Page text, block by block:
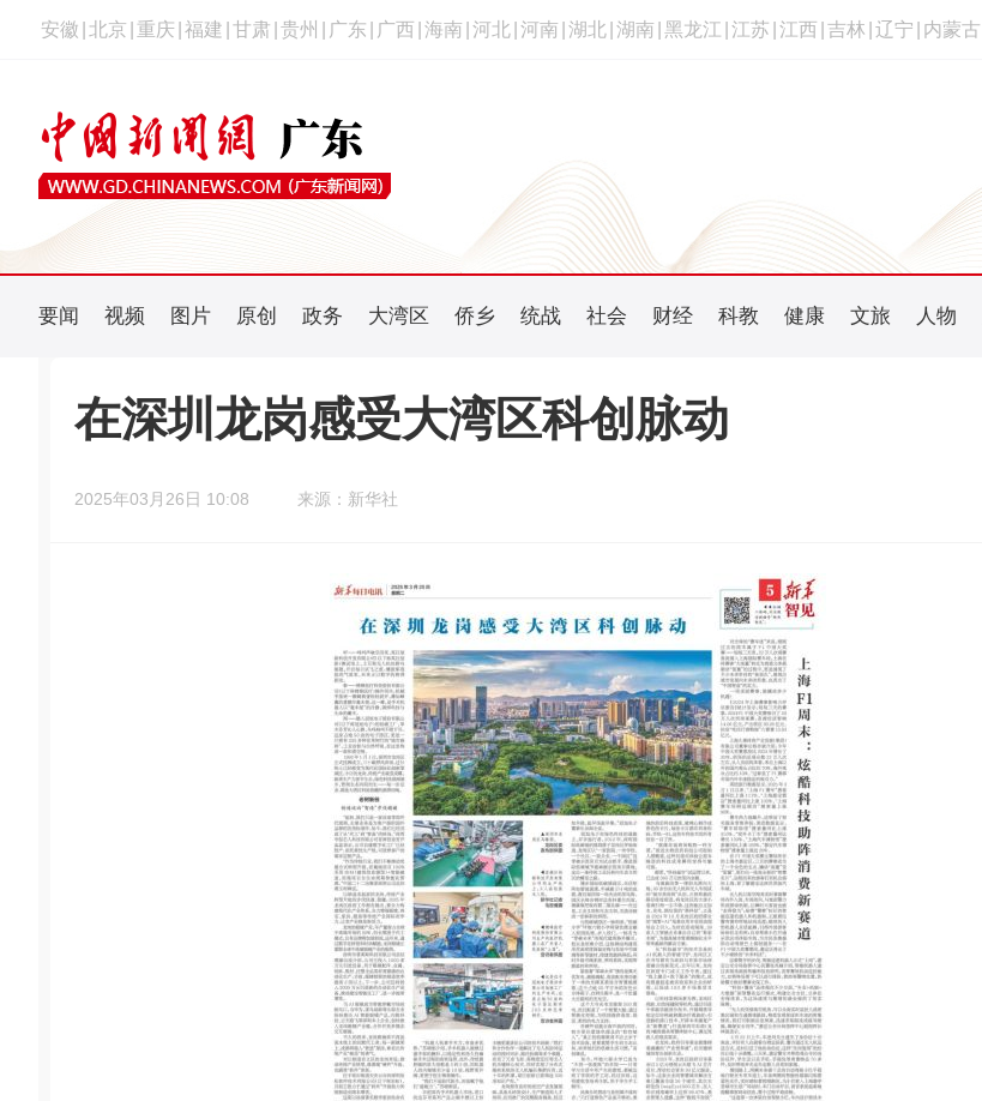
安徽 北京 重庆 福建 甘肃 贵州 广东 广西 海南 河北 河南 湖北 湖南 黑龙江 江苏 江西 吉林 辽宁 内蒙古
要闻 视频 图片 原创 政务 大湾区 侨乡 统战 社会 财经 科教 健康 文旅 人物
在深圳龙岗感受大湾区科创脉动
2025年03月26日 10:08 来源：新华社